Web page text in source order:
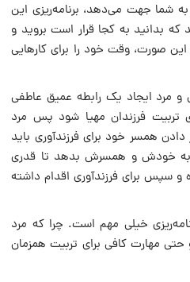
شما جهت می‌دهد، برنامه‌ریزی این
که بدانید به کجا قرار است بروید و
صورت، وقت خود را برای کارهایی
و مرد ایجاد یک رابطه عمیق عاطفی
تربیت فرزندان مهیا شود پس مرد
همسر خود برای فرزندآوری باید
ماهه مثلا ۳-۶ ماه به خودش و همسرش بدهد تا قدری
و سپس برای فرزندآوری اقدام داشته
خیلی مهم است. چرا که مرد
مهارت کافی برای تربیت همزمان